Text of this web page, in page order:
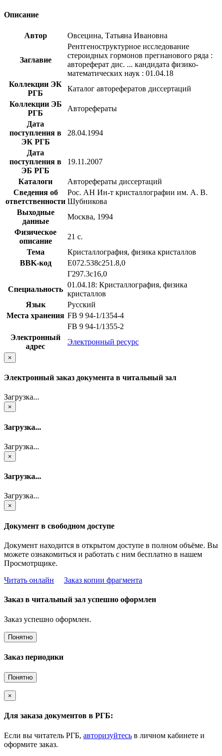
Описание
Автор Овсецина, Татьяна Ивановна
Заглавие
Рентгеноструктурное исследование
стероидных гормонов прегнанового ряда :
автореферат дис. ... кандидата физико-
математических наук : 01.04.18
Коллекции ЭК
РГБ
Каталог авторефератов диссертаций
Коллекции ЭБ
РГБ
Авторефераты
Дата
поступления в
ЭК РГБ
28.04.1994
Дата
поступления в
ЭБ РГБ
19.11.2007
Каталоги
Авторефераты диссертаций
Сведения об
ответственности
Рос. АН Ин-т кристаллографии им. А. В.
Шубникова
Выходные
данные
Москва, 1994
Физическое
описание
21 с.
Тема
Кристаллография, физика кристаллов
BBK-код
Е072.538с251.8,0
Г297.3с16,0
Специальность
01.04.18: Кристаллография, физика
кристаллов
Язык
Русский
Места хранения FB 9 94-1/1354-4
FB 9 94-1/1355-2
Электронный
адрес
Электронный ресурс
×
Электронный заказ документа в читальный зал
Загрузка...
×
Загрузка...
Загрузка...
×
Загрузка...
Загрузка...
×
Документ в свободном доступе
Документ находится в открытом доступе в полном объёме. Вы
можете ознакомиться и работать с ним бесплатно в нашем
Просмотрщике.
Читать онлайн
Заказ копии фрагмента
Заказ в читальный зал успешно оформлен
Заказ успешно оформлен.
Понятно
Заказ периодики
Понятно
×
Для заказа документов в РГБ:
Если вы читатель РГБ, авторизуйтесь в личном кабинете и
оформите заказ.